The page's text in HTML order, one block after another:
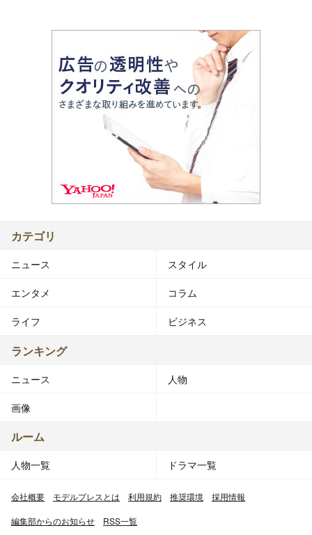
カテゴリ
ニュース スタイル
エンタメ コラム
ライフ ビジネス
ランキング
ニュース 人物
画像
ルーム
人物一覧 ドラマ一覧
会社概要 モデルプレスとは 利用規約 推奨環境 採用情報
編集部からのお知らせ RSS一覧